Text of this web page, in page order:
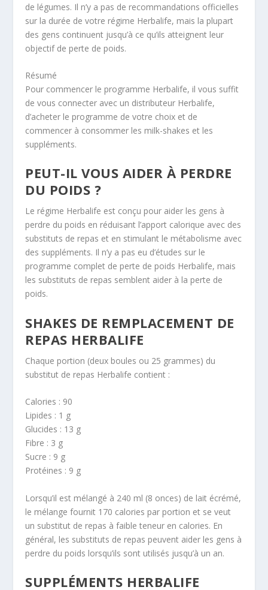
de légumes. Il n’y a pas de recommandations officielles
sur la durée de votre régime Herbalife, mais la plupart
des gens continuent jusqu’à ce qu’ils atteignent leur
objectif de perte de poids.
Résumé
Pour commencer le programme Herbalife, il vous suffit
de vous connecter avec un distributeur Herbalife,
d’acheter le programme de votre choix et de
commencer à consommer les milk-shakes et les
suppléments.
PEUT-IL VOUS AIDER À PERDRE
DU POIDS ?
Le régime Herbalife est conçu pour aider les gens à
perdre du poids en réduisant l’apport calorique avec des
substituts de repas et en stimulant le métabolisme avec
des suppléments. Il n’y a pas eu d’études sur le
programme complet de perte de poids Herbalife, mais
les substituts de repas semblent aider à la perte de
poids.
SHAKES DE REMPLACEMENT DE
REPAS HERBALIFE
Chaque portion (deux boules ou 25 grammes) du
substitut de repas Herbalife contient :
Calories : 90
Lipides : 1 g
Glucides : 13 g
Fibre : 3 g
Sucre : 9 g
Protéines : 9 g
Lorsqu’il est mélangé à 240 ml (8 onces) de lait écrémé,
le mélange fournit 170 calories par portion et se veut
un substitut de repas à faible teneur en calories. En
général, les substituts de repas peuvent aider les gens à
perdre du poids lorsqu’ils sont utilisés jusqu’à un an.
SUPPLÉMENTS HERBALIFE